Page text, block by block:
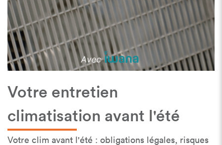
Votre entretien
climatisation avant l'été
Votre clim avant l'été : obligations légales, risques